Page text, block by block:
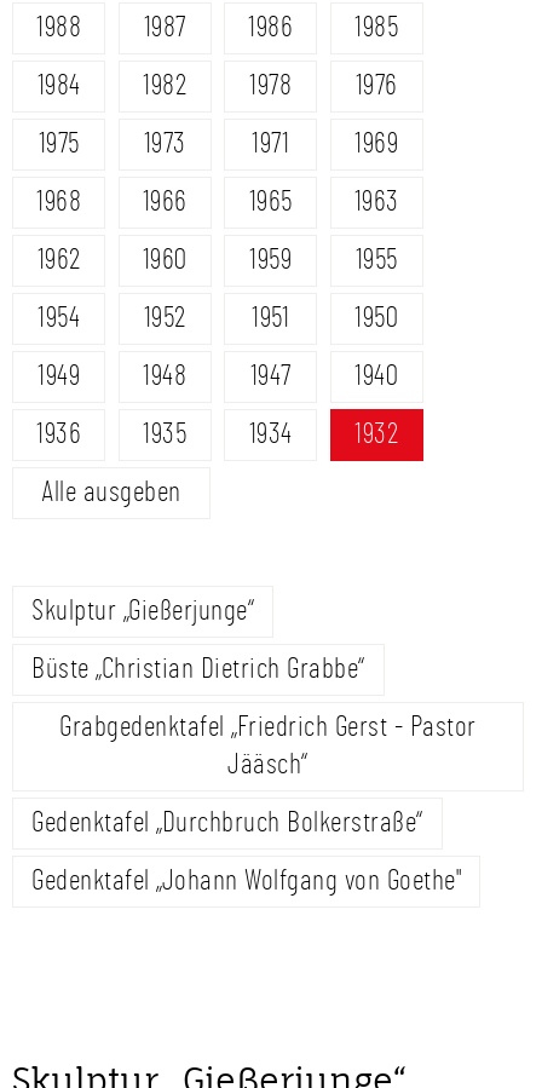
1988
1987 1986
1985
1984
1982 1978
1976
1975
1973 1971
1969
1968
1966 1965
1963
1962
1960 1959
1955
1954
1952 1951
1950
1949
1948 1947
1940
1936
1935 1934
1932
Alle ausgeben
Skulptur „Gießerjunge“
Büste „Christian Dietrich Grabbe“
Grabgedenktafel „Friedrich Gerst - Pastor
Jääsch“
Gedenktafel „Durchbruch Bolkerstraße“
Gedenktafel „Johann Wolfgang von Goethe"